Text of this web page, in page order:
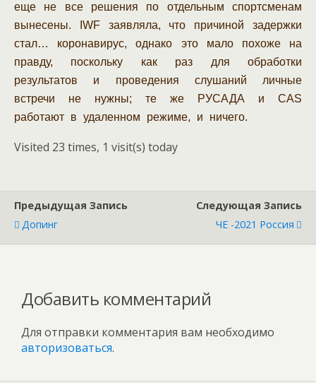
еще не все решения по отдельным спортсменам
вынесены. IWF заявляла, что причиной задержки
стал… коронавирус, однако это мало похоже на
правду, поскольку как раз для обработки
результатов и проведения слушаний личные
встречи не нужны; те же РУСАДА и CAS
работают в удаленном режиме, и ничего.
Visited 23 times, 1 visit(s) today
Предыдущая Запись
Допинг
Следующая Запись
ЧЕ -2021 Россия
Добавить комментарий
Для отправки комментария вам необходимо
авторизоваться.